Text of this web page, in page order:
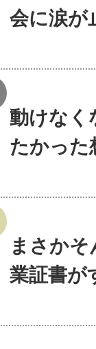
会に涙が
動けなく
たかった
まさか
業証書が